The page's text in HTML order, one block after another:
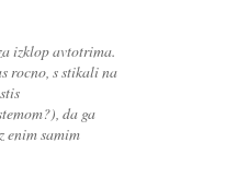
izklop avtotrima.
rocno, s stikali na
da ga
enim samim